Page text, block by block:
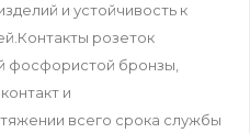
и устойчивость к
розеток
фосфористой бронзы,
и
всего срока службы